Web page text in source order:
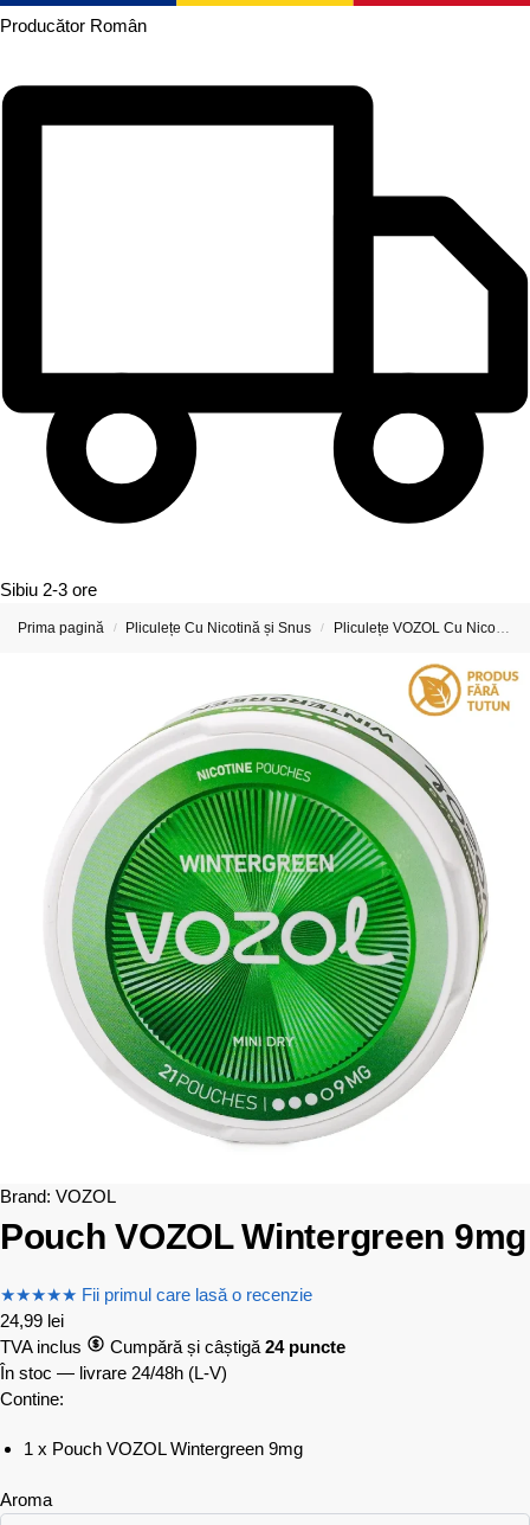
Producător Român
Sibiu 2-3 ore
Prima pagină / Pliculețe Cu Nicotină și Snus / Pliculețe VOZOL Cu Nicotină
Brand: VOZOL
Pouch VOZOL Wintergreen 9mg
★★★★★ Fii primul care lasă o recenzie
24,99 lei
TVA inclus
Cumpără și câștigă 24 puncte
În stoc — livrare 24/48h (L-V)
Contine:
1 x Pouch VOZOL Wintergreen 9mg
Aroma